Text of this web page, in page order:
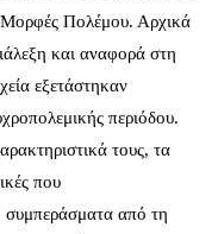
Πολέμου. Αρχικά
και αναφορά στη
εξετάστηκαν
περιόδου.
τους, τα
που
συμπεράσματα από τη